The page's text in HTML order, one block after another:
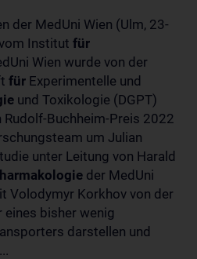
der MedUni Wien (Ulm, 23-
Institut für
Wien wurde von der
für Experimentelle und
und Toxikologie (DGPT)
Buchheim-Preis 2022
um Julian
unter Leitung von Harald
der MedUni
Volodymyr Korkhov von der
eines bisher wenig
darstellen und